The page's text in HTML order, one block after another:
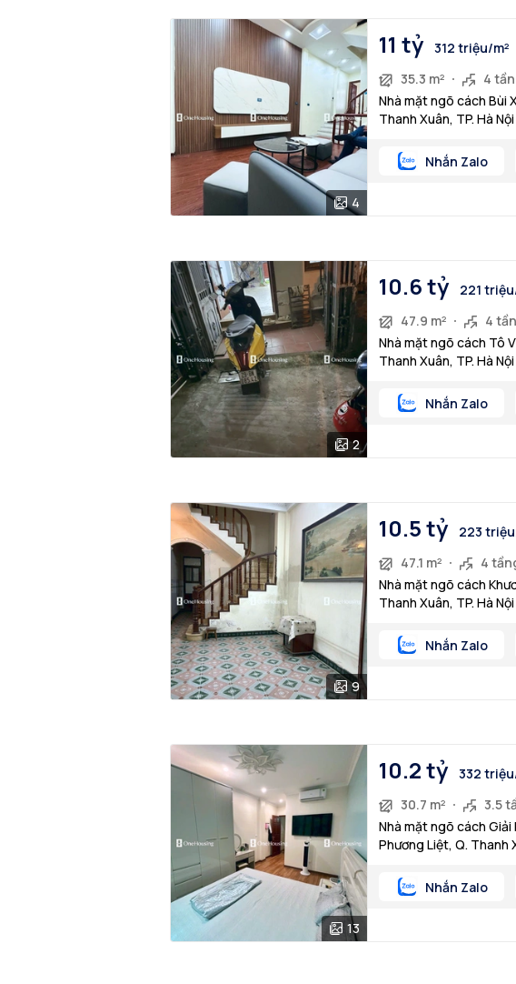
4
11 tỷ
312 triệu/m²
35.3 m²
4
Nhà mặt ngõ cách Bùi
Thanh Xuân, TP. Hà Nội
Nhắn Zalo
2
10.6 tỷ
221
47.9 m²
4
Nhà mặt ngõ cách Tô
Thanh Xuân, TP. Hà Nội
Nhắn Zalo
9
10.5 tỷ
223
47.1 m²
4
Nhà mặt ngõ cách
Thanh Xuân, TP. Hà Nội
Nhắn Zalo
13
10.2 tỷ
332
30.7 m²
3.5
Nhà mặt ngõ cách Giải
Phương Liệt, Q. Thanh
Nhắn Zalo